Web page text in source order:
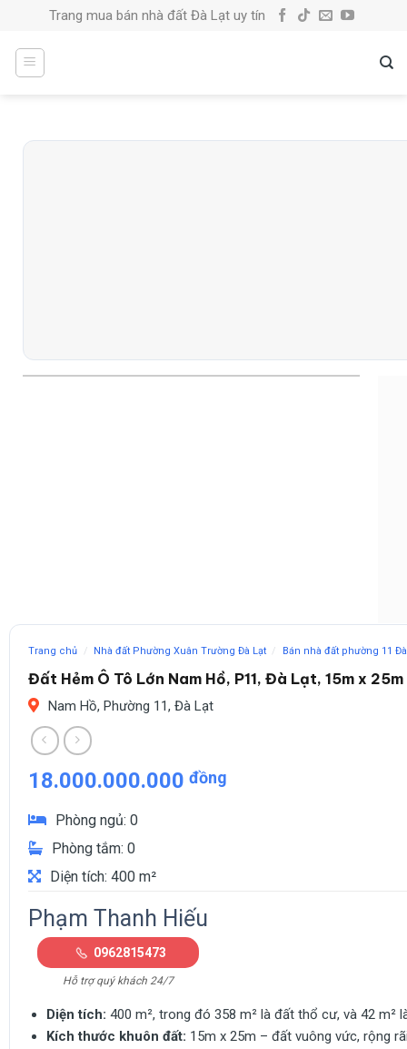
content
Trang mua bán nhà đất Đà Lạt uy tín
Trang chủ / Nhà đất Phường Xuân Trường Đà Lạt / Bán nhà đất phường 11
Đất Hẻm Ô Tô Lớn Nam Hồ, P11, Đà Lạt, 15m x
Nam Hồ, Phường 11, Đà Lạt
18.000.000.000 đồng
Phòng ngủ: 0
Phòng tắm: 0
Diện tích: 400 m²
Phạm Thanh Hiếu
0962815473
Hỗ trợ quý khách 24/7
Diện tích: 400 m², trong đó 358 m² là đất thổ cư, và 42 m²
Kích thước khuôn đất: 15m x 25m – đất vuông vức, rộng